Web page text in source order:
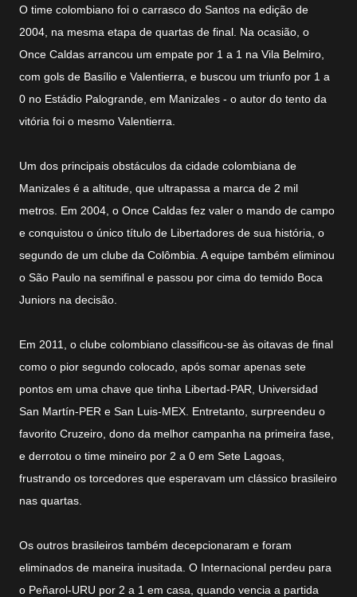
O time colombiano foi o carrasco do Santos na edição de
2004, na mesma etapa de quartas de final. Na ocasião, o
Once Caldas arrancou um empate por 1 a 1 na Vila Belmiro,
com gols de Basílio e Valentierra, e buscou um triunfo por 1 a
0 no Estádio Palogrande, em Manizales - o autor do tento da
vitória foi o mesmo Valentierra.
Um dos principais obstáculos da cidade colombiana de
Manizales é a altitude, que ultrapassa a marca de 2 mil
metros. Em 2004, o Once Caldas fez valer o mando de campo
e conquistou o único título de Libertadores de sua história, o
segundo de um clube da Colômbia. A equipe também eliminou
o São Paulo na semifinal e passou por cima do temido Boca
Juniors na decisão.
Em 2011, o clube colombiano classificou-se às oitavas de final
como o pior segundo colocado, após somar apenas sete
pontos em uma chave que tinha Libertad-PAR, Universidad
San Martín-PER e San Luis-MEX. Entretanto, surpreendeu o
favorito Cruzeiro, dono da melhor campanha na primeira fase,
e derrotou o time mineiro por 2 a 0 em Sete Lagoas,
frustrando os torcedores que esperavam um clássico brasileiro
nas quartas.
Os outros brasileiros também decepcionaram e foram
eliminados de maneira inusitada. O Internacional perdeu para
o Peñarol-URU por 2 a 1 em casa, quando vencia a partida